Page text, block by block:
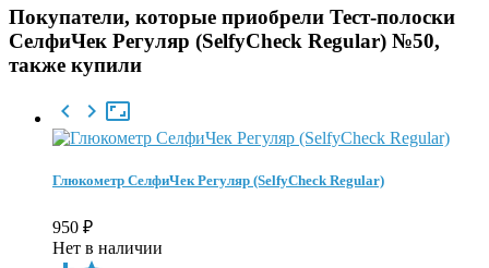
Покупатели, которые приобрели Тест-полоски
СелфиЧек Регуляр (SelfyСheck Regular) №50,
также купили
  
Глюкометр СелфиЧек Регуляр (SelfyCheck Regular)
950 ₽
Нет в наличии